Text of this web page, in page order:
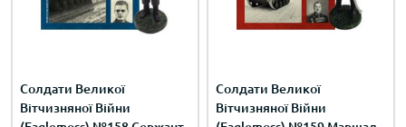
Солдати Великої
Вітчизняної Війни
Солдати Великої
Вітчизняної Війни